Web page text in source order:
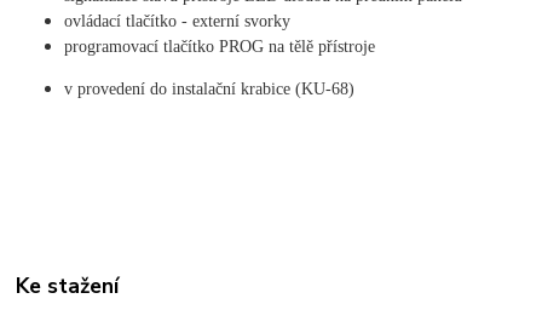
ovládací tlačítko - externí svorky
programovací tlačítko PROG na tělě přístroje
v provedení do instalační krabice (KU-68)
Ke stažení